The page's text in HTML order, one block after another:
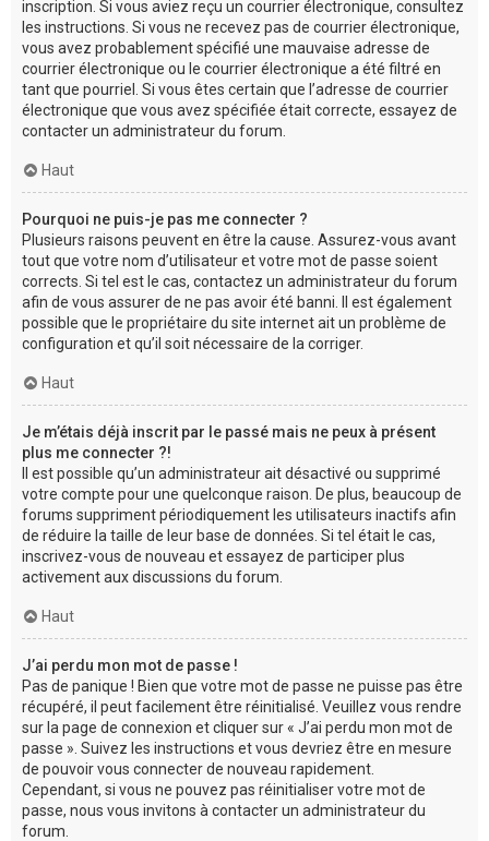
inscription. Si vous aviez reçu un courrier électronique, consultez
les instructions. Si vous ne recevez pas de courrier électronique,
vous avez probablement spécifié une mauvaise adresse de
courrier électronique ou le courrier électronique a été filtré en
tant que pourriel. Si vous êtes certain que l’adresse de courrier
électronique que vous avez spécifiée était correcte, essayez de
contacter un administrateur du forum.
Haut
Pourquoi ne puis-je pas me connecter ?
Plusieurs raisons peuvent en être la cause. Assurez-vous avant
tout que votre nom d’utilisateur et votre mot de passe soient
corrects. Si tel est le cas, contactez un administrateur du forum
afin de vous assurer de ne pas avoir été banni. Il est également
possible que le propriétaire du site internet ait un problème de
configuration et qu’il soit nécessaire de la corriger.
Haut
Je m’étais déjà inscrit par le passé mais ne peux à présent
plus me connecter ?!
Il est possible qu’un administrateur ait désactivé ou supprimé
votre compte pour une quelconque raison. De plus, beaucoup de
forums suppriment périodiquement les utilisateurs inactifs afin
de réduire la taille de leur base de données. Si tel était le cas,
inscrivez-vous de nouveau et essayez de participer plus
activement aux discussions du forum.
Haut
J’ai perdu mon mot de passe !
Pas de panique ! Bien que votre mot de passe ne puisse pas être
récupéré, il peut facilement être réinitialisé. Veuillez vous rendre
sur la page de connexion et cliquer sur « J’ai perdu mon mot de
passe ». Suivez les instructions et vous devriez être en mesure
de pouvoir vous connecter de nouveau rapidement.
Cependant, si vous ne pouvez pas réinitialiser votre mot de
passe, nous vous invitons à contacter un administrateur du
forum.